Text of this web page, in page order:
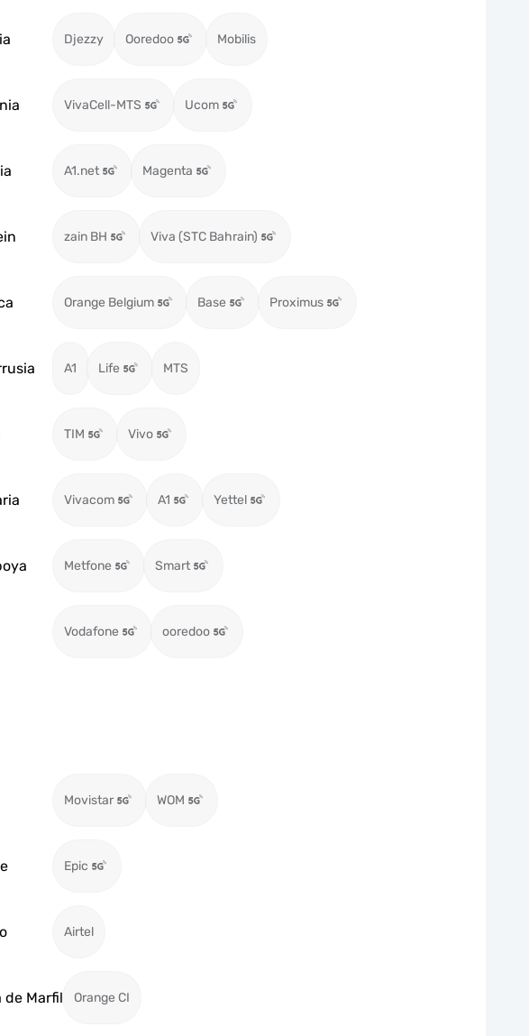
Djezzy Ooredoo Mobilis
VivaCell-MTS Ucom
A1.net Magenta
zain BH Viva (STC Bahrain)
Orange Belgium Base Proximus
A1 Life MTS
TIM Vivo
Vivacom A1 Yettel
Metfone Smart
Vodafone ooredoo
Movistar WOM
Epic
Airtel
de Marfil Orange CI